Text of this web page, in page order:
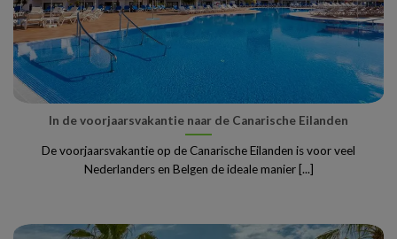
In de voorjaarsvakantie naar de Canarische Eilanden
De voorjaarsvakantie op de Canarische Eilanden is voor veel
Nederlanders en Belgen de ideale manier [...]